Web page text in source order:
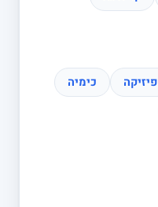
פיזיקה
כימיה